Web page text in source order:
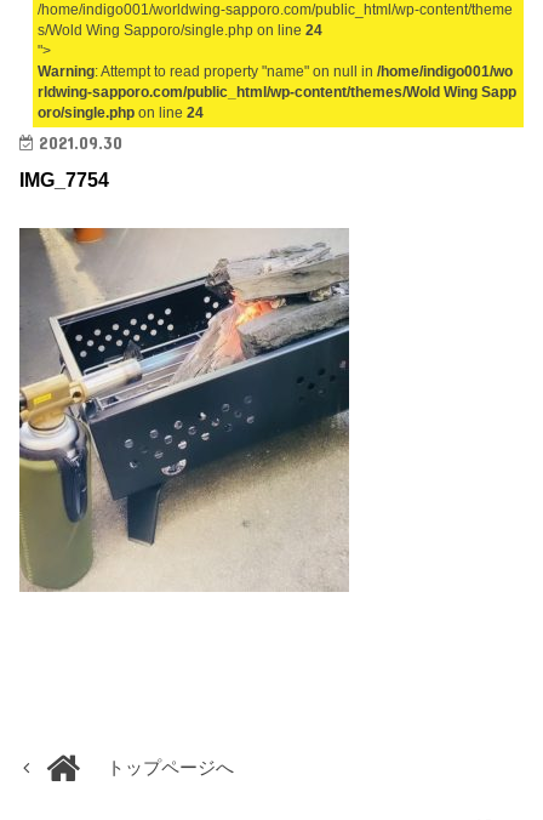
/home/indigo001/worldwing-sapporo.com/public_html/wp-content/theme
s/Wold Wing Sapporo/single.php on line24
">
Warning: Attempt to read property "name" on null in/home/indigo001/wo
rldwing-sapporo.com/public_html/wp-content/themes/Wold Wing Sapp
oro/single.php on line24
2021.09.30
IMG_7754
トップページへ